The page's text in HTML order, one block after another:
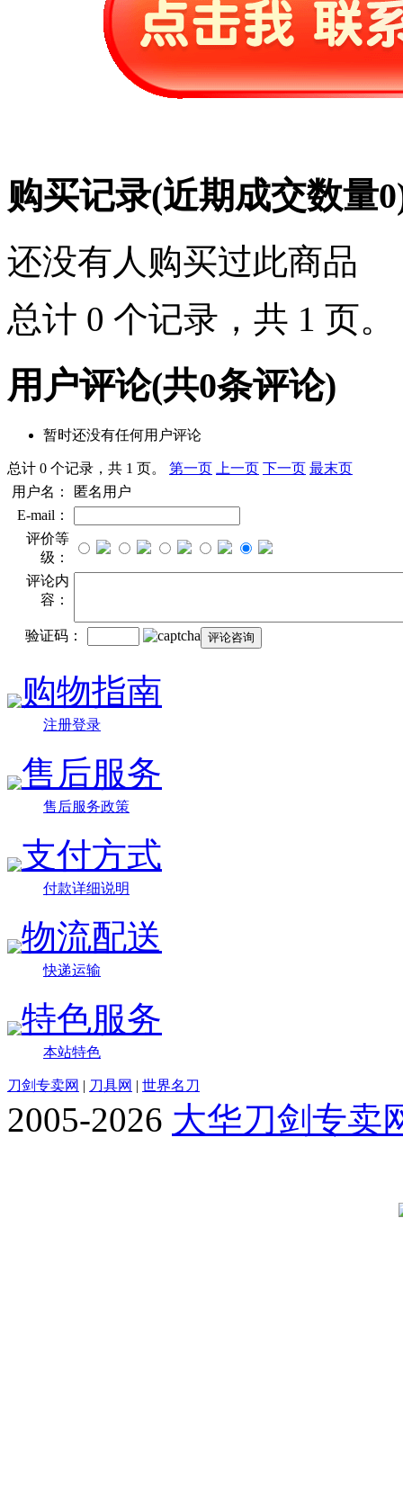
购买记录(近期成交数量0
还没有人购买过此商品
总计 0 个记录，共 1 页。
用户评论(共0条评论)
暂时还没有任何用户评论
总计 0 个记录，共 1 页。 第一页 上一页 下一页 最末页
用户名：
匿名用户
E-mail：
评价等
级：
评论内
容：
验证码：
购物指南
注册登录
售后服务
售后服务政策
支付方式
付款详细说明
物流配送
快递运输
特色服务
本站特色
刀剑专卖网 | 刀具网 | 世界名刀
2005-2026 大华刀剑专卖